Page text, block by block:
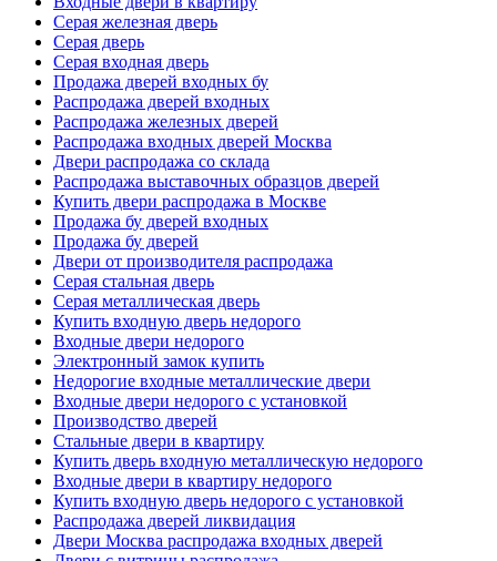
Серая железная дверь
Серая дверь
Серая входная дверь
Продажа дверей входных бу
Распродажа дверей входных
Распродажа железных дверей
Распродажа входных дверей Москва
Двери распродажа со склада
Распродажа выставочных образцов дверей
Купить двери распродажа в Москве
Продажа бу дверей входных
Продажа бу дверей
Двери от производителя распродажа
Серая стальная дверь
Серая металлическая дверь
Купить входную дверь недорого
Входные двери недорого
Электронный замок купить
Недорогие входные металлические двери
Входные двери недорого с установкой
Производство дверей
Стальные двери в квартиру
Купить дверь входную металлическую недорого
Входные двери в квартиру недорого
Купить входную дверь недорого с установкой
Распродажа дверей ликвидация
Двери Москва распродажа входных дверей